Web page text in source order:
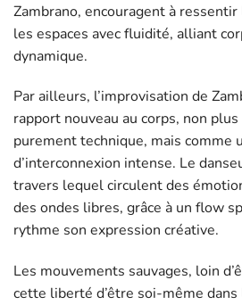
Zambrano, encouragent à
les espaces avec fluidité, alliant
dynamique.
Par ailleurs, l’improvisation de
rapport nouveau au corps, non
purement technique, mais comme
d’interconnexion intense. Le
travers lequel circulent des
des ondes libres, grâce à un flow
rythme son expression créative.
Les mouvements sauvages, loin
cette liberté d’être soi-même dans